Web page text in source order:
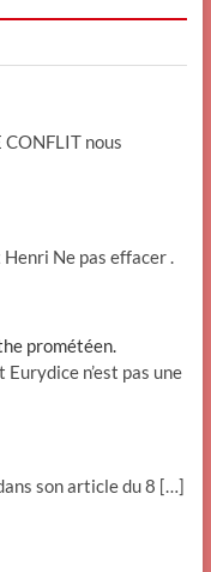
nous
Ne pas effacer .
prométéen.
Eurydice n’est pas une
son article du 8 […]